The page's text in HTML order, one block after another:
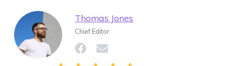
Thomas Jones
Chief Editor